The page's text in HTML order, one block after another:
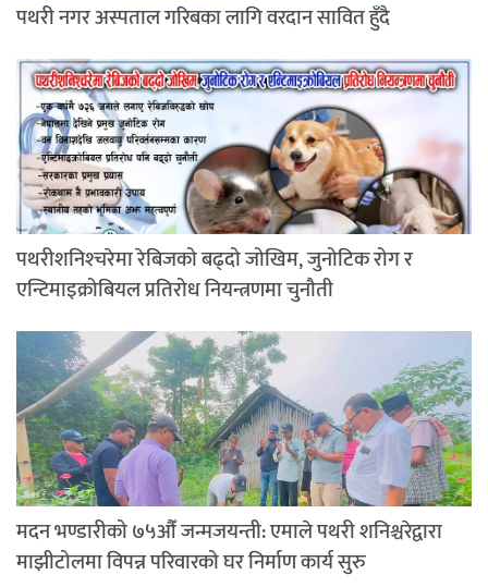
पथरी नगर अस्पताल गरिबका लागि वरदान सावित हुँदै
पथरीशनिश्‍चरेमा रेबिजको बढ्दो जोखिम, जुनोटिक रोग र
एन्टिमाइक्रोबियल प्रतिरोध नियन्त्रणमा चुनौती
मदन भण्डारीको ७५औँ जन्मजयन्ती: एमाले पथरी शनिश्चरेद्वारा
माझीटोलमा विपन्न परिवारको घर निर्माण कार्य सुरु